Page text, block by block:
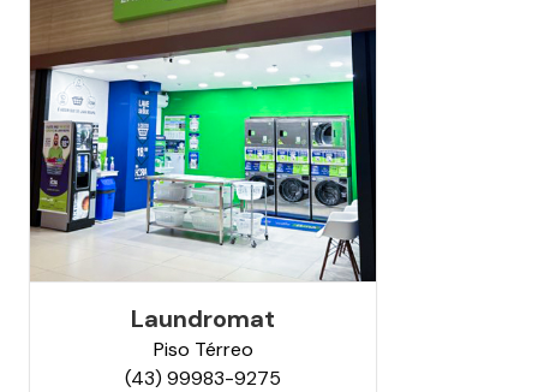
Laundromat
Piso Térreo
(43) 99983-9275